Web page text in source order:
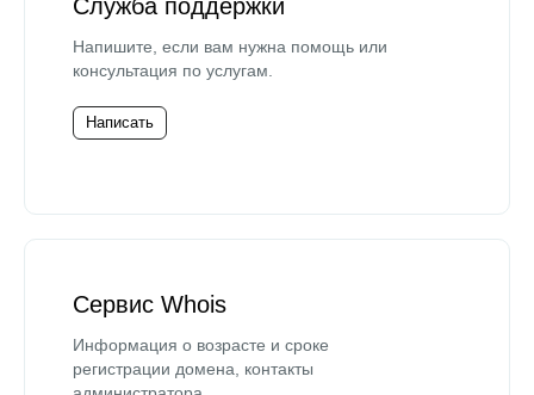
Служба поддержки
Напишите, если вам нужна помощь или
консультация по услугам.
Написать
Сервис Whois
Информация о возрасте и сроке
регистрации домена, контакты